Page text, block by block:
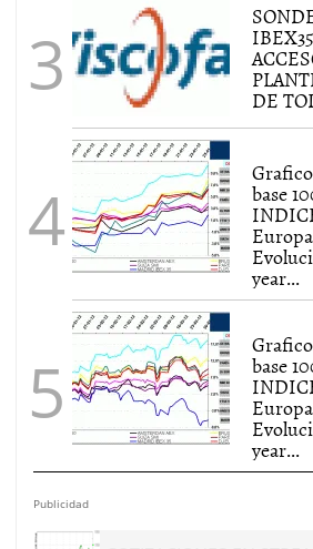
DE
base
year...
base
year...
Publicidad